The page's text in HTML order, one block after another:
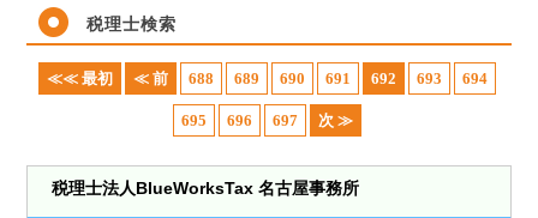
税理士検索
≪≪ 最初 ≪ 前 688 689 690 691 692 693 694
695 696 697 次 ≫
税理士法人BlueWorksTax 名古屋事務所